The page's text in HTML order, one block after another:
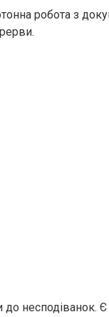
робота з
несподіванок.